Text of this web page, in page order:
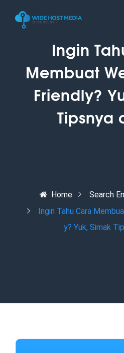
Ingin
Membuat
Friendly?
Tipsnya
Home
Search
Ingin Tahu Cara
y? Yuk, Simak